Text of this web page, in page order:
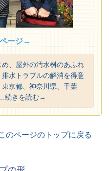
ージ→
、屋外の汚水桝のあふれ
水トラブルの解消を得意
京都、神奈川県、千葉
続きを読む→
のページのトップに戻る